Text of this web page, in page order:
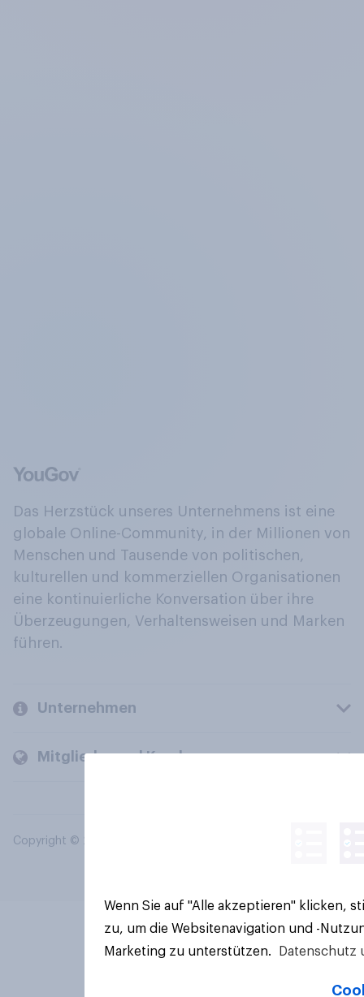
Das Herzstück unseres Unternehmens ist eine
globale Online-Community, in der Millionen von
Menschen und Tausende von politischen,
kulturellen und kommerziellen Organisationen
eine kontinuierliche Konversation über ihre
Überzeugungen, Verhaltensweisen und Marken
führen.
Unternehmen
Mitglieder und Kunden
Copyright © 2026 YouGov PLC. Alle Rechte vorbehalten.
Wenn Sie auf "Alle akzeptieren" klicken,
zu, um die Websitenavigation und -
Marketing zu unterstützen.
Datenschutz